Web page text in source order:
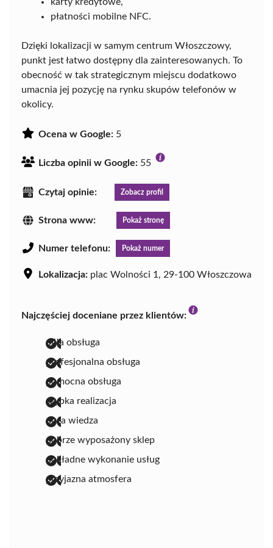
płatności mobilne NFC.
Dzięki lokalizacji w samym centrum Włoszczowy,
punkt jest łatwo dostępny dla zainteresowanych. To
obecność w tak strategicznym miejscu dodatkowo
umacnia jej pozycję na rynku skupów telefonów w
okolicy.
Ocena w Google: 5
Liczba opinii w Google: 55
Czytaj opinie: Zobacz profil
Strona www: Pokaż stronę
Numer telefonu: Pokaż numer
Lokalizacja: plac Wolności 1, 29-100 Włoszczowa
Najczęściej doceniane przez klientów:
miła obsługa
profesjonalna obsługa
pomocna obsługa
szybka realizacja
duża wiedza
dobrze wyposażony sklep
dokładne wykonanie usług
przyjazna atmosfera